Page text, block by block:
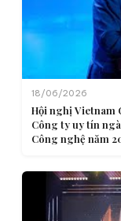
18/06/2026
Hội nghị Vietnam
Công ty uy tín
Công nghệ năm